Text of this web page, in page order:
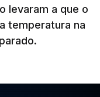
levaram a que o
temperatura na